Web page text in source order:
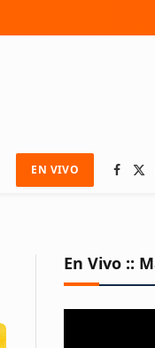
EN VIVO
X
En Vivo ::